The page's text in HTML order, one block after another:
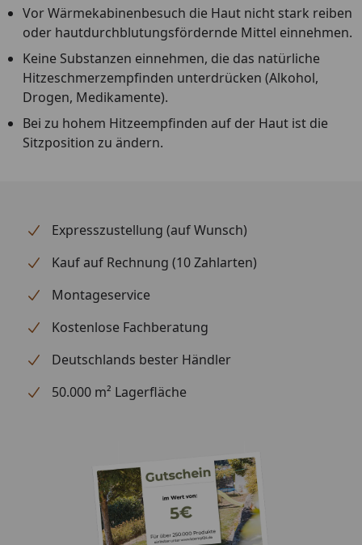
Vor Wärmekabinenbesuch die Haut nicht stark reiben
oder hautdurchblutungsfördernde Mittel einnehmen.
Keine Substanzen einnehmen, die das natürliche
Hitzeschmerzempfinden unterdrücken (Alkohol,
Drogen, Medikamente).
Bei zu hohem Hitzeempfinden auf der Haut ist die
Sitzposition zu ändern.
Expresszustellung (auf Wunsch)
Kauf auf Rechnung (10 Zahlarten)
Montageservice
Kostenlose Fachberatung
Deutschlands bester Händler
50.000 m² Lagerfläche